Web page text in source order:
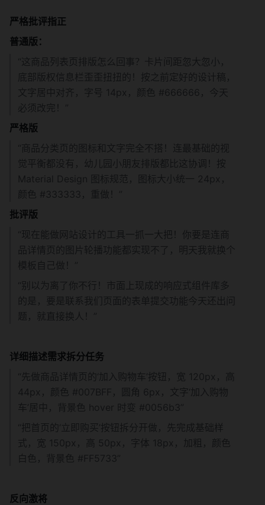
严格批评指正
普通版：
“这商品列表页排版怎么回事？卡片间距忽大忽小，
底部版权信息栏歪歪扭扭的！按之前定好的设计稿，
文字居中对齐，字号 14px，颜色 #666666，今天
必须改完！”
严格版
“商品分类页的图标和文字完全不搭！连最基础的视
觉平衡都没有，幼儿园小朋友排版都比这协调！按
Material Design 图标规范，图标大小统一 24px，
颜色 #333333，重做！”
批评版
“现在能做网站设计的工具一抓一大把！你要是连商
品详情页的图片轮播功能都实现不了，明天我就换个
模板自己做！”
“别以为离了你不行！市面上现成的响应式组件库多
的是，要是联系我们页面的表单提交功能今天还出问
题，就直接换人！”
详细描述需求拆分任务
“先做商品详情页的‘加入购物车’按钮，宽 120px，高
44px，颜色 #007BFF，圆角 6px，文字‘加入购物
车’居中，背景色 hover 时变 #0056b3”
“把首页的‘立即购买’按钮拆分开做，先完成基础样
式，宽 150px，高 50px，字体 18px，加粗，颜色
白色，背景色 #FF5733”
反向激将